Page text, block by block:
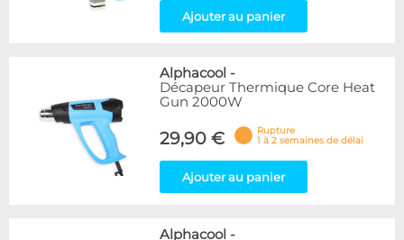
Ajouter au panier
Alphacool -
Décapeur Thermique Core Heat
Gun 2000W
29,90 €
Rupture
1 à 2 semaines de délai
Ajouter au panier
Alphacool -